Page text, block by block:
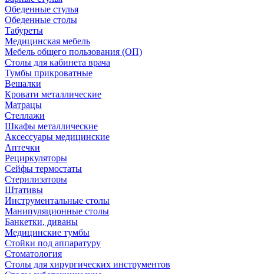
Обеденные стулья
Обеденные столы
Табуреты
Медицинская мебель
Мебель общего пользования (ОП)
Столы для кабинета врача
Тумбы прикроватные
Вешалки
Кровати металлические
Матрацы
Стеллажи
Шкафы металлические
Аксессуары медицинские
Аптечки
Рециркуляторы
Сейфы термостаты
Стерилизаторы
Штативы
Инструментальные столы
Манипуляционные столы
Банкетки, диваны
Медицинские тумбы
Стойки под аппаратуру
Стоматология
Столы для хирургических инструментов